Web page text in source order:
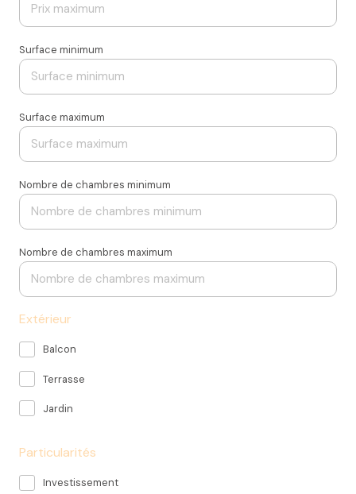
Surface minimum
Surface maximum
Nombre de chambres minimum
Nombre de chambres maximum
Extérieur
Balcon
Terrasse
Jardin
Particularités
Investissement